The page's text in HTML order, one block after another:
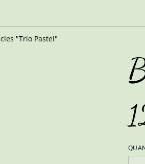
"Trio Pastel"